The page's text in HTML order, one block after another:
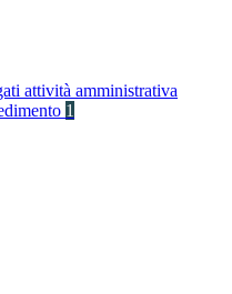
attività amministrativa
1